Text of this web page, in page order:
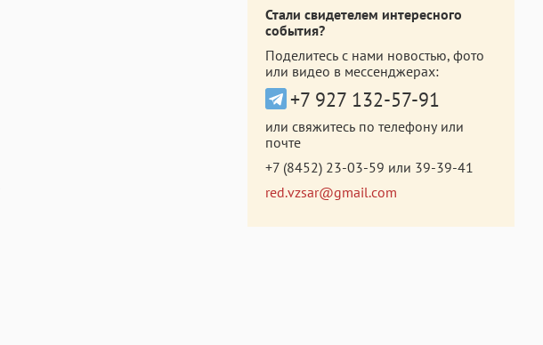
Стали свидетелем интересного
события?
Поделитесь с нами новостью, фото
или видео в мессенджерах:
+7 927 132-57-91
или свяжитесь по телефону или
почте
+7 (8452) 23-03-59 или 39-39-41
red.vzsar@gmail.com